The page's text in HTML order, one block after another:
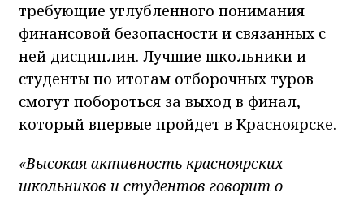
требующие углубленного понимания
финансовой безопасности и связанных с
ней дисциплин. Лучшие школьники и
студенты по итогам отборочных туров
смогут побороться за выход в финал,
который впервые пройдет в Красноярске.
«Высокая активность красноярских
школьников и студентов говорит о